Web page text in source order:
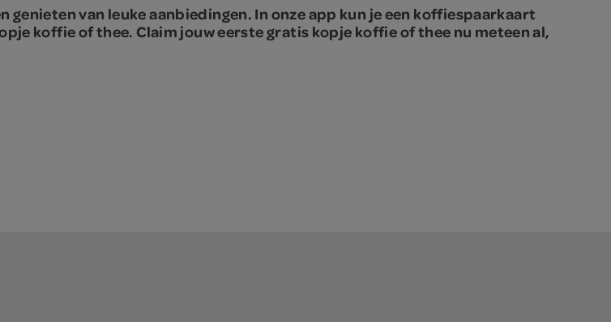
genieten van leuke aanbiedingen. In onze app kun je een koffiespaarkaart
koffie of thee. Claim jouw eerstegratis kopje koffie of thee nu meteen al,